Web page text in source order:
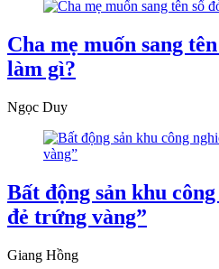
Cha mẹ muốn sang
làm gì?
Ngọc Duy
Bất động sản khu
đẻ trứng vàng”
Giang Hồng